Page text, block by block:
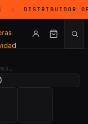
◇ DISTRIBUIDOR